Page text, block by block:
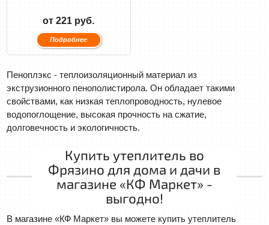
от 221 руб.
Подробнее
Пеноплэкс - теплоизоляционный материал из
экструзионного пенополистирола. Он обладает такими
свойствами, как низкая теплопроводность, нулевое
водопоглощение, высокая прочность на сжатие,
долговечность и экологичность.
Купить утеплитель во
Фрязино для дома и дачи в
магазине «КФ Маркет» -
выгодно!
В магазине «КФ Маркет» вы можете купить утеплитель